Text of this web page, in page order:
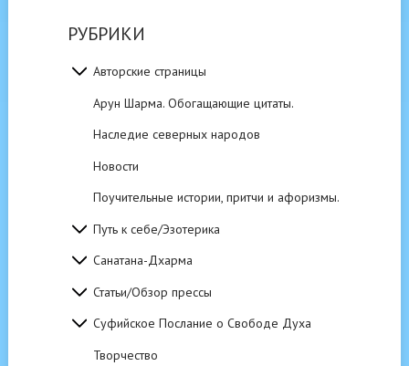
РУБРИКИ
Авторские страницы
Арун Шарма. Обогащающие цитаты.
Наследие северных народов
Новости
Поучительные истории, притчи и афоризмы.
Путь к себе/Эзотерика
Санатана-Дхарма
Статьи/Обзор прессы
Суфийское Послание о Свободе Духа
Творчество